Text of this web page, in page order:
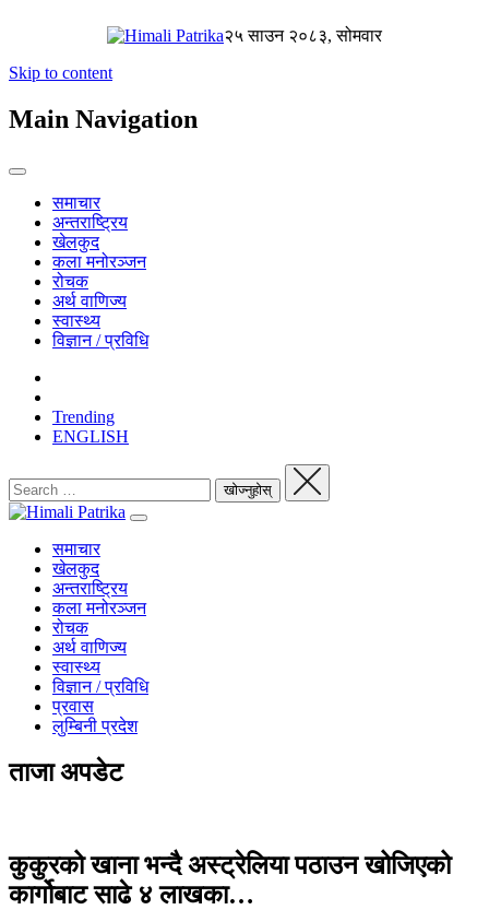
२५ साउन २०८३, सोमवार
Skip to content
Main Navigation
समाचार
अन्तराष्ट्रिय
खेलकुद
कला मनोरञ्जन
रोचक
अर्थ वाणिज्य
स्वास्थ्य
विज्ञान / प्रविधि
Trending
ENGLISH
समाचार
खेलकुद
अन्तराष्ट्रिय
कला मनोरञ्जन
रोचक
अर्थ वाणिज्य
स्वास्थ्य
विज्ञान / प्रविधि
प्रवास
लुम्बिनी प्रदेश
ताजा अपडेट
कुकुरको खाना भन्दै अस्ट्रेलिया पठाउन खोजिएको
कार्गोबाट साढे ४ लाखका…